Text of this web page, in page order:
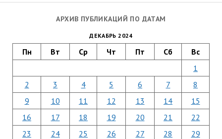
АРХИВ ПУБЛИКАЦИЙ ПО ДАТАМ
ДЕКАБРЬ 2024
Пн Вт Ср Чт Пт Сб Вс
1
2
3 4 5 6 7
8
9
10 11 12 13 14
15
16
17 18 19 20 21
22
23
24 25 26 27 28
29